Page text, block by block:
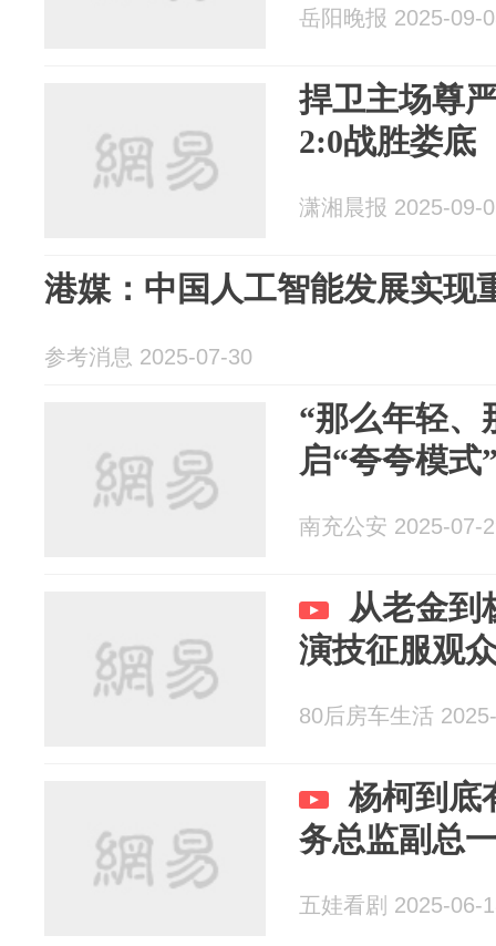
岳阳晚报 2025-09-
捍卫主场尊
2:0战胜娄底
潇湘晨报 2025-09-
港媒：中国人工智能发展实现
参考消息 2025-07-30
“那么年轻、
启“夸夸模
南充公安 2025-07-
从老金到
演技征服观
80后房车生活
杨柯到底
务总监副总
五娃看剧 2025-06-